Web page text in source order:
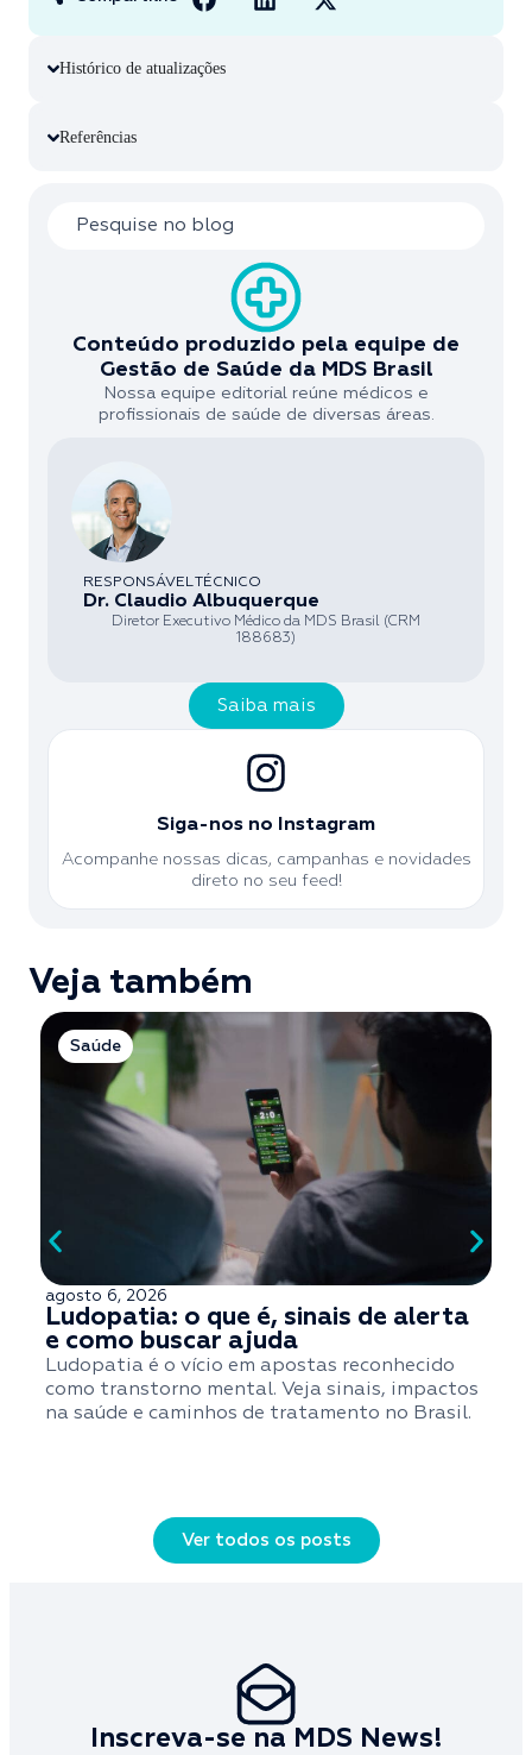
Histórico de atualizações
Referências
Conteúdo produzido pela equipe de
Gestão de Saúde da MDS Brasil
Nossa equipe editorial reúne médicos e
profissionais de saúde de diversas áreas.
RESPONSÁVEL TÉCNICO
Dr. Claudio Albuquerque
Diretor Executivo Médico da MDS Brasil (CRM
188683)
Saiba mais
Siga-nos no Instagram
Acompanhe nossas dicas, campanhas e novidades
direto no seu feed!
Veja também
Saúde
agosto 6, 2026
Ludopatia: o que é, sinais de alerta
e como buscar ajuda
Ludopatia é o vício em apostas reconhecido
como transtorno mental. Veja sinais, impactos
na saúde e caminhos de tratamento no Brasil.
Ver todos os posts
Inscreva-se na MDS News!